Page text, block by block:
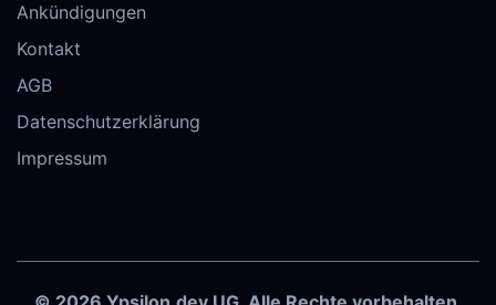
Ankündigungen
Kontakt
AGB
Datenschutzerklärung
Impressum